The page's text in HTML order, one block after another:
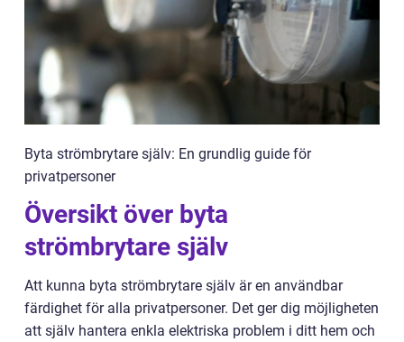
Byta strömbrytare själv: En grundlig guide för
privatpersoner
Översikt över byta
strömbrytare själv
Att kunna byta strömbrytare själv är en användbar
färdighet för alla privatpersoner. Det ger dig möjligheten
att själv hantera enkla elektriska problem i ditt hem och